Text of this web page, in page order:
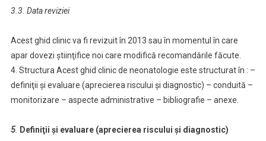
3.3. Data reviziei
Acest ghid clinic va fi revizuit în 2013 sau în momentul în care
apar dovezi ştiinţifice noi care modifică recomandările făcute.
4. Structura Acest ghid clinic de neonatologie este structurat în : –
definiţii şi evaluare (aprecierea riscului şi diagnostic) – conduită –
monitorizare – aspecte administrative – bibliografie – anexe.
5. Definiţii şi evaluare (aprecierea riscului şi diagnostic)